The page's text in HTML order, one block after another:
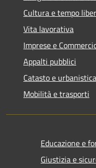
Cultura e tempo
Vita lavorativa
Imprese e
Appalti pubblici
Catasto e urbanistica
Mobilità e trasporti
Educazione e
Giustizia e